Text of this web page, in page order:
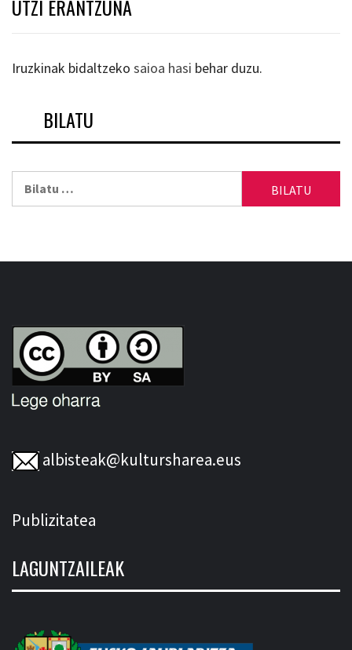
UTZI ERANTZUNA
Iruzkinak bidaltzeko saioa hasi behar duzu.
BILATU
albisteak@kultursharea.eus
Publizitatea
LAGUNTZAILEAK